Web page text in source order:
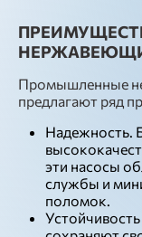
Промышленные
предлагают ряд
Надежность.
эти насосы
службы и
поломок.